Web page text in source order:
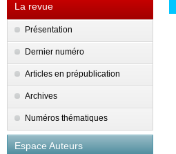
La revue
Présentation
Dernier numéro
Articles en prépublication
Archives
Numéros thématiques
Espace Auteurs